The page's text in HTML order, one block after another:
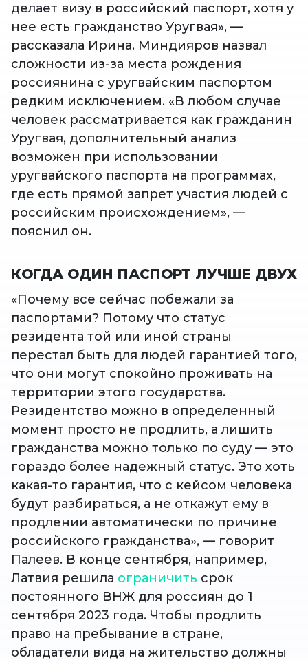
делает визу в российский паспорт, хотя у
нее есть гражданство Уругвая», —
рассказала Ирина. Миндияров назвал
сложности из-за места рождения
россиянина с уругвайским паспортом
редким исключением. «В любом случае
человек рассматривается как гражданин
Уругвая, дополнительный анализ
возможен при использовании
уругвайского паспорта на программах,
где есть прямой запрет участия людей с
российским происхождением», —
пояснил он.
КОГДА ОДИН ПАСПОРТ ЛУЧШЕ ДВУХ
«Почему все сейчас побежали за
паспортами? Потому что статус
резидента той или иной страны
перестал быть для людей гарантией того,
что они могут спокойно проживать на
территории этого государства.
Резидентство можно в определенный
момент просто не продлить, а лишить
гражданства можно только по суду — это
гораздо более надежный статус. Это хоть
какая-то гарантия, что с кейсом человека
будут разбираться, а не откажут ему в
продлении автоматически по причине
российского гражданства», — говорит
Палеев. В конце сентября, например,
Латвия решила ограничить срок
постоянного ВНЖ для россиян до 1
сентября 2023 года. Чтобы продлить
право на пребывание в стране,
обладатели вида на жительство должны